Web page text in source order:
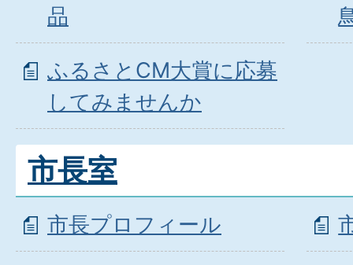
品
ふるさとCM大賞に応募
してみませんか
市長室
市長プロフィール